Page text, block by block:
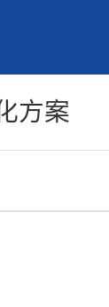
方案